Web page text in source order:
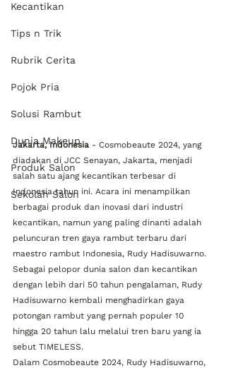
Kecantikan
Tips n Trik
Rubrik Cerita
Pojok Pria
Solusi Rambut
Dunia Makeup
Produk Salon
Sekolah Salon
Jakarta, Indonesia - Cosmobeaute 2024, yang
diadakan di JCC Senayan, Jakarta, menjadi
salah satu ajang kecantikan terbesar di
Indonesia tahun ini. Acara ini menampilkan
berbagai produk dan inovasi dari industri
kecantikan, namun yang paling dinanti adalah
peluncuran tren gaya rambut terbaru dari
maestro rambut Indonesia, Rudy Hadisuwarno.
Sebagai pelopor dunia salon dan kecantikan
dengan lebih dari 50 tahun pengalaman, Rudy
Hadisuwarno kembali menghadirkan gaya
potongan rambut yang pernah populer 10
hingga 20 tahun lalu melalui tren baru yang ia
sebut TIMELESS.
Dalam Cosmobeaute 2024, Rudy Hadisuwarno,